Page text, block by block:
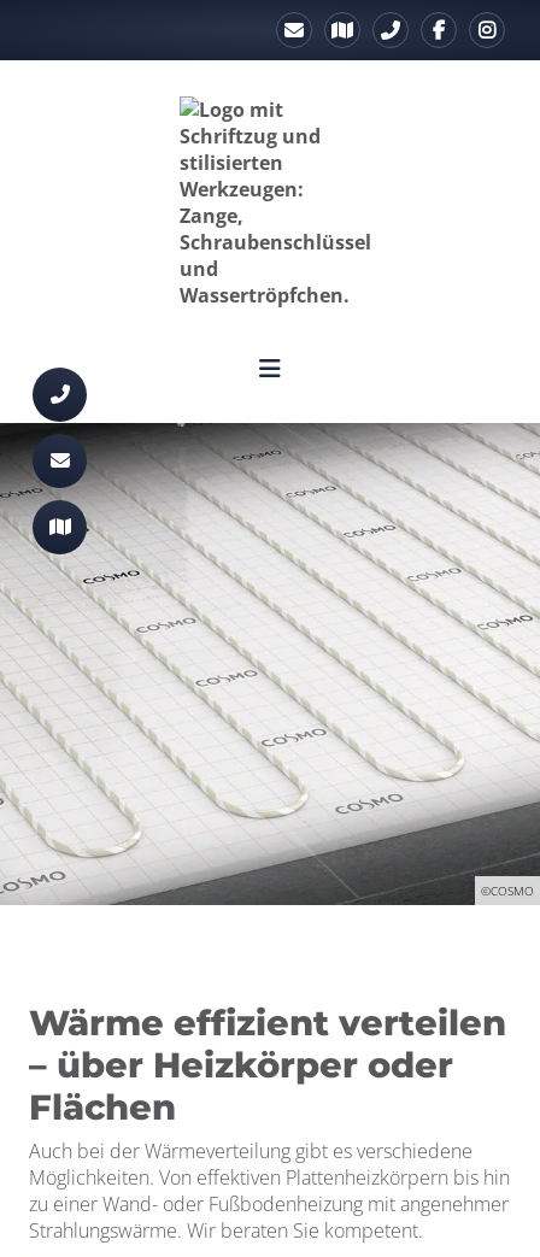
©COSMO
Wärme effizient verteilen
– über Heizkörper oder
Flächen
Auch bei der Wärmeverteilung gibt es verschiedene
Möglichkeiten. Von effektiven Plattenheizkörpern bis hin
zu einer Wand- oder Fußbodenheizung mit angenehmer
Strahlungswärme. Wir beraten Sie kompetent.